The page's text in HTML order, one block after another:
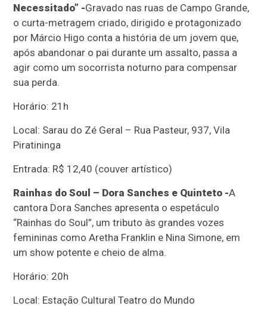
Necessitado” -Gravado nas ruas de Campo Grande,
o curta-metragem criado, dirigido e protagonizado
por Márcio Higo conta a história de um jovem que,
após abandonar o pai durante um assalto, passa a
agir como um socorrista noturno para compensar
sua perda.
Horário: 21h
Local: Sarau do Zé Geral – Rua Pasteur, 937, Vila
Piratininga
Entrada: R$ 12,40 (couver artístico)
Rainhas do Soul – Dora Sanches e Quinteto -A
cantora Dora Sanches apresenta o espetáculo
“Rainhas do Soul”, um tributo às grandes vozes
femininas como Aretha Franklin e Nina Simone, em
um show potente e cheio de alma.
Horário: 20h
Local: Estação Cultural Teatro do Mundo